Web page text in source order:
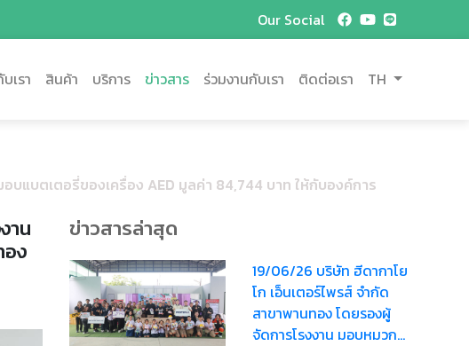
Our Social
เรา สินค้า บริการ ข่าวสาร ร่วมงานกับเรา ติดต่อเรา TH
บแบตเตอรี่ของเครื่อง AED มูลค่า 84,744 บาท ให้กับองค์การ
าน
ง
ข่าวสารล่าสุด
19/06/26 บริษัท ฮีดากาโย
โก เอ็นเตอร์ไพรส์ จำกัด
สาขาพานทอง โดยรองผู้
จัดการโรงงาน มอบหมวก